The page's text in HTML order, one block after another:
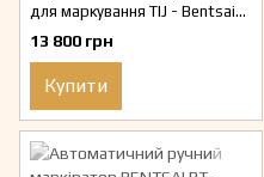
для маркування TIJ - Bentsai
B10
13 800 грн
Купити